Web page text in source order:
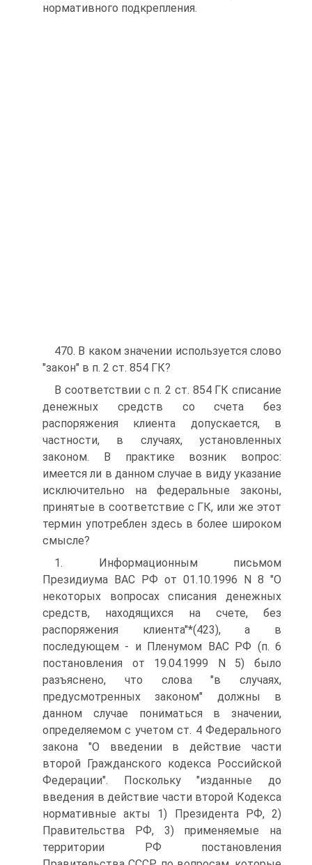
нормативного подкрепления.
470. В каком значении используется слово
"закон" в п. 2 ст. 854 ГК?
В соответствии с п. 2 ст. 854 ГК списание
денежных средств со счета без
распоряжения клиента допускается, в
частности, в случаях, установленных
законом. В практике возник вопрос:
имеется ли в данном случае в виду указание
исключительно на федеральные законы,
принятые в соответствие с ГК, или же этот
термин употреблен здесь в более широком
смысле?
1. Информационным письмом
Президиума ВАС РФ от 01.10.1996 N 8 "О
некоторых вопросах списания денежных
средств, находящихся на счете, без
распоряжения клиента"*(423), а в
последующем - и Пленумом ВАС РФ (п. 6
постановления от 19.04.1999 N 5) было
разъяснено, что слова "в случаях,
предусмотренных законом" должны в
данном случае пониматься в значении,
определяемом с учетом ст. 4 Федерального
закона "О введении в действие части
второй Гражданского кодекса Российской
Федерации". Поскольку "изданные до
введения в действие части второй Кодекса
нормативные акты 1) Президента РФ, 2)
Правительства РФ, 3) применяемые на
территории РФ постановления